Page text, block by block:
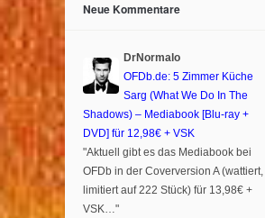
Neue Kommentare
DrNormalo
OFDb.de: 5 Zimmer Küche
Sarg (What We Do In The
Shadows) – Mediabook [Blu-ray +
DVD] für 12,98€ + VSK
"Aktuell gibt es das Mediabook bei
OFDb in der Coverversion A (wattiert,
limitiert auf 222 Stück) für 13,98€ +
VSK…"